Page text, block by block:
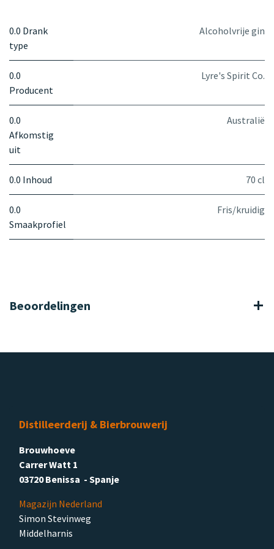
0.0 Drank
type
Alcoholvrije gin
0.0
Producent
Lyre's Spirit Co.
0.0
Afkomstig
uit
Australië
0.0 Inhoud 70 cl
0.0
Smaakprofiel
Fris/kruidig
Beoordelingen
Distilleerderij & Bierbrouwerij
Brouwhoeve
Carrer Watt 1
03720 Benissa - Spanje
Magazijn Nederland
Simon Stevinweg
Middelharnis